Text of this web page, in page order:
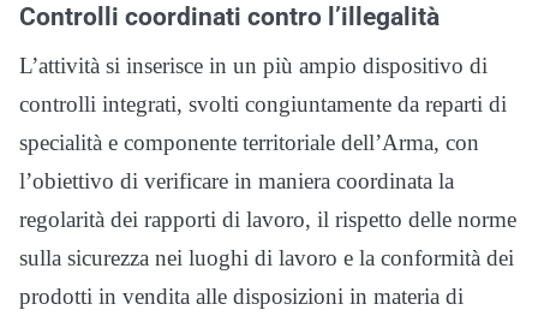
Controlli coordinati contro l’illegalità
L’attività si inserisce in un più ampio dispositivo di
controlli integrati, svolti congiuntamente da reparti di
specialità e componente territoriale dell’Arma, con
l’obiettivo di verificare in maniera coordinata la
regolarità dei rapporti di lavoro, il rispetto delle norme
sulla sicurezza nei luoghi di lavoro e la conformità dei
prodotti in vendita alle disposizioni in materia di